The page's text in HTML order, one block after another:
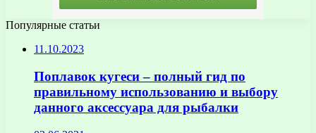
Популярные статьи
11.10.2023
Поплавок кугеси – полный гид по
правильному использованию и выбору
данного аксессуара для рыбалки